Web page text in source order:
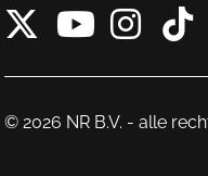
X van
© 2026 NR B.V. - alle